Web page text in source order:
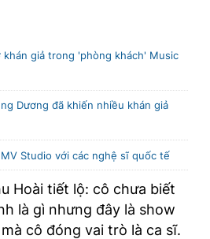
giả trong 'phòng khách' Music
Dương đã khiến nhiều khán giả
Studio với các nghệ sĩ quốc tế
Hoài tiết lộ: cô chưa biết
là gì nhưng đây là show
cô đóng vai trò là ca sĩ.